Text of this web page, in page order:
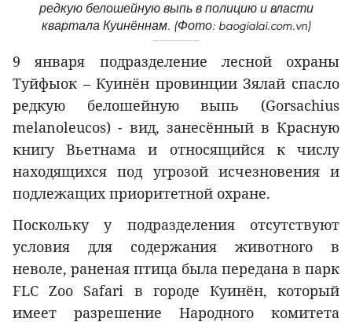
редкую белошейную выпь в полицию и власти
квартала Куинённам. (Фото: baogialai.com.vn)
9 января подразделение лесной охраны
Туйфыок – Куинён провинции Зялай спасло
редкую белошейную выпь (Gorsachius
melanoleucos) - вид, занесённый в Красную
книгу Вьетнама и относящийся к числу
находящихся под угрозой исчезновения и
подлежащих приоритетной охране.
Поскольку у подразделения отсутствуют
условия для содержания животного в
неволе, раненая птица была передана в парк
FLC Zoo Safari в городе Куинён, который
имеет разрешение Народного комитета